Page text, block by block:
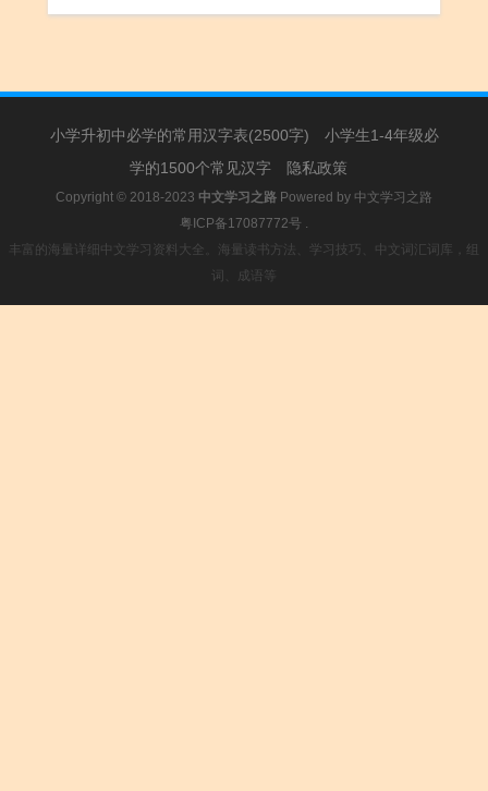
1.碓衡，杵柄。《集韻·支韻》：“柢，《字林》：碓
小学升初中必学的常用汉字表(2500字)
小学生1-4年级必
学的1500个常见汉字
隐私政策
Copyright © 2018-2023 中文学习之路 Powered by 中文学习之路
粤ICP备17087772号 .
丰富的海量详细中文学习资料大全。海量读书方法、学习技巧、中文词汇词库，组
词、成语等